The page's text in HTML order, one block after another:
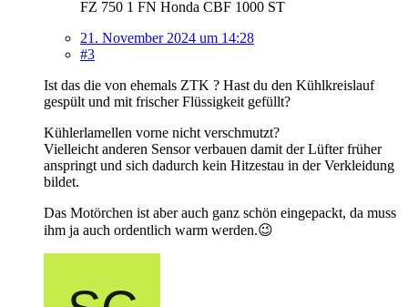
FZ 750 1 FN Honda CBF 1000 ST
21. November 2024 um 14:28
#3
Ist das die von ehemals ZTK ? Hast du den Kühlkreislauf
gespült und mit frischer Flüssigkeit gefüllt?
Kühlerlamellen vorne nicht verschmutzt?
Vielleicht anderen Sensor verbauen damit der Lüfter früher
anspringt und sich dadurch kein Hitzestau in der Verkleidung
bildet.
Das Motörchen ist aber auch ganz schön eingepackt, da muss
ihm ja auch ordentlich warm werden.😉